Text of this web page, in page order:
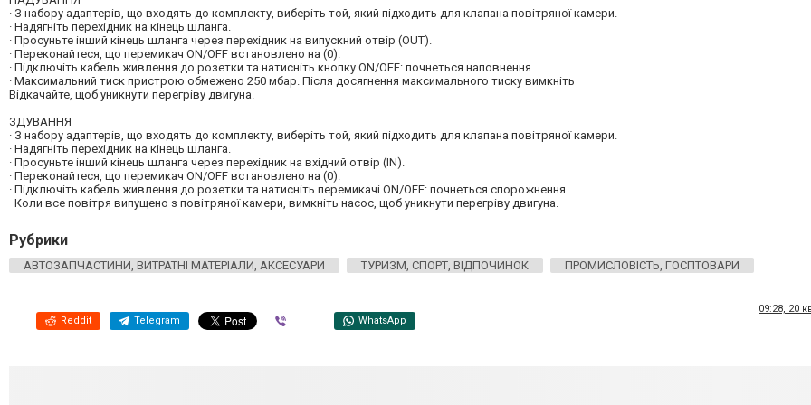
· З набору адаптерів, що входять до комплекту, виберіть той, який підходить для клапана повітряної камери.
· Надягніть перехідник на кінець шланга.
· Просуньте інший кінець шланга через перехідник на випускний отвір (OUT).
· Переконайтеся, що перемикач ON/OFF встановлено на (0).
· Підключіть кабель живлення до розетки та натисніть кнопку ON/OFF: почнеться наповнення.
· Максимальний тиск пристрою обмежено 250 мбар. Після досягнення максимального тиску вимкніть
Відкачайте, щоб уникнути перегріву двигуна.
ЗДУВАННЯ
· З набору адаптерів, що входять до комплекту, виберіть той, який підходить для клапана повітряної камери.
· Надягніть перехідник на кінець шланга.
· Просуньте інший кінець шланга через перехідник на вхідний отвір (IN).
· Переконайтеся, що перемикач ON/OFF встановлено на (0).
· Підключіть кабель живлення до розетки та натисніть перемикачі ON/OFF: почнеться спорожнення.
· Коли все повітря випущено з повітряної камери, вимкніть насос, щоб уникнути перегріву двигуна.
Рубрики
АВТОЗАПЧАСТИНИ, ВИТРАТНІ МАТЕРІАЛИ, АКСЕСУАРИ ТУРИЗМ, СПОРТ, ВІДПОЧИНОК ПРОМИСЛОВІСТЬ, ГОСПТОВАРИ
Reddit Telegram WhatsApp
09:28, 20